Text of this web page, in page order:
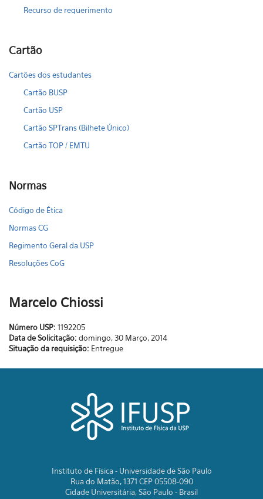
Recurso de requerimento
Cartão
Cartões dos estudantes
Cartão BUSP
Cartão USP
Cartão SPTrans (Bilhete Único)
Cartão TOP / EMTU
Normas
Código de Ética
Normas CG
Regimento Geral da USP
Resoluções CoG
Marcelo Chiossi
Número USP: 1192205
Data de Solicitação: domingo, 30 Março, 2014
Situação da requisição: Entregue
Instituto de Física - Universidade de São Paulo
Rua do Matão, 1371 CEP 05508-090
Cidade Universitária, São Paulo - Brasil